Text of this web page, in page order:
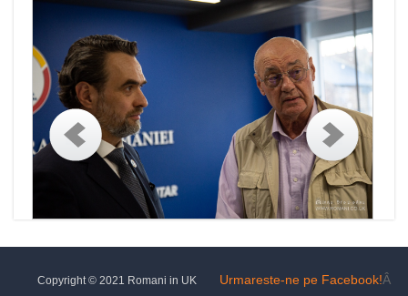
Urmareste-ne pe Facebook!Â
Copyright © 2021 Romani in UK